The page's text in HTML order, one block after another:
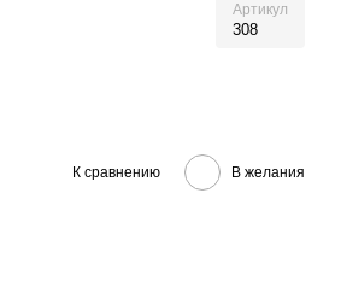
Артикул
308
К сравнению В желания